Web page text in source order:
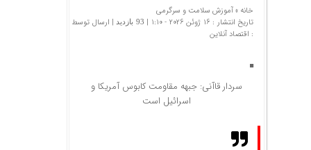
خانه »آموزش سلامت و سرگرمی
تاریخ انتشار : 16 ژوئن 2026 - 1:10 |
93 بازدید
| ارسال توسط
: اقتصاد آنلاین
سردار قاآنی: جبهه مقاومت کابوس آمریکا و
اسرائیل است